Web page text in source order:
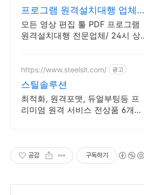
프로그램 원격설치대행 업체
프로그램 원격설치대행 전문
모든 영상 편집 툴 PDF 프로그램
원격설치대행 전문업체/ 24시 상
업체/ 24시 상담/ 영구AS
https://www.steelslt.com/ 광고
스틸솔루션
최적화, 원격포맷, 듀얼부팅등 프
리미엄 원격 서비스 전상품 6개월
공감 구독하기